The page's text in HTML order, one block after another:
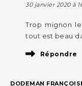
30 janvier 2020 à
Trop mignon
tout est beau
Répondre
DODEMAN